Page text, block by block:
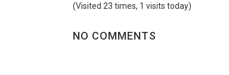
(Visited 23 times, 1 visits today)
NO COMMENTS